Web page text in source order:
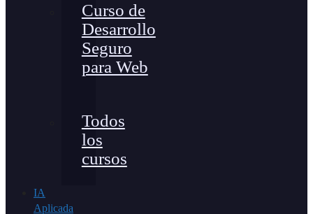
Curso de
Desarrollo
Seguro
para Web
Todos
los
cursos
IA
Aplicada